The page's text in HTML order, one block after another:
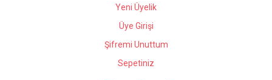
Yeni Üyelik
Üye Girişi
Şifremi Unuttum
Sepetiniz